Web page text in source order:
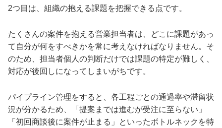
2つ目は、組織の抱える課題を把握できる点です。
たくさんの案件を抱える営業担当者は、どこに課題があっ
て自分が何をすべきかを常に考えなければなりません。そ
のため、担当者個人の判断だけでは課題の特定が難しく、
対応が後回しになってしまいがちです。
パイプライン管理をすると、各工程ごとの通過率や滞留状
況が分かるため、「提案までは進むが受注に至らない」
「初回商談後に案件が止まる」といったボトルネックを特